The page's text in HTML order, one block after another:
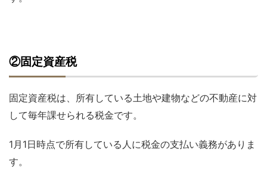
②固定資産税
固定資産税は、所有している土地や建物などの不動産に対
して毎年課せられる税金です。
1月1日時点で所有している人に税金の支払い義務がありま
す。